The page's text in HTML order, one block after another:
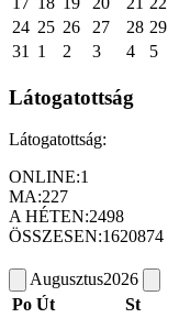
24 25 26 27 28 29
31
1 2 3 4 5
Látogatottság
Látogatottság:
ONLINE:1
MA:227
A HÉTEN:2498
ÖSSZESEN:1620874
Augusztus2026
Po Út St